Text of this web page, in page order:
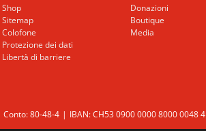
Shop
Sitemap
Colofone
Protezione dei dati
Libertà di barriere
Donazioni
Boutique
Media
Conto: 80-48-4 IBAN: CH53 0900 0000 8000 0048 4